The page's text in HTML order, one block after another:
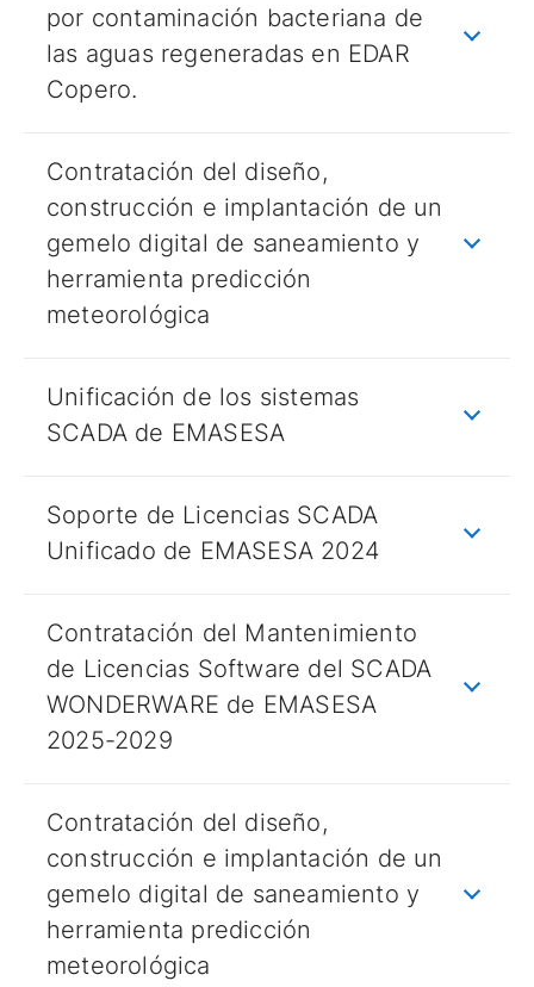
por contaminación bacteriana de
las aguas regeneradas en EDAR
Copero.
Contratación del diseño,
construcción e implantación de un
gemelo digital de saneamiento y
herramienta predicción
meteorológica
Unificación de los sistemas
SCADA de EMASESA
Soporte de Licencias SCADA
Unificado de EMASESA 2024
Contratación del Mantenimiento
de Licencias Software del SCADA
WONDERWARE de EMASESA
2025-2029
Contratación del diseño,
construcción e implantación de un
gemelo digital de saneamiento y
herramienta predicción
meteorológica